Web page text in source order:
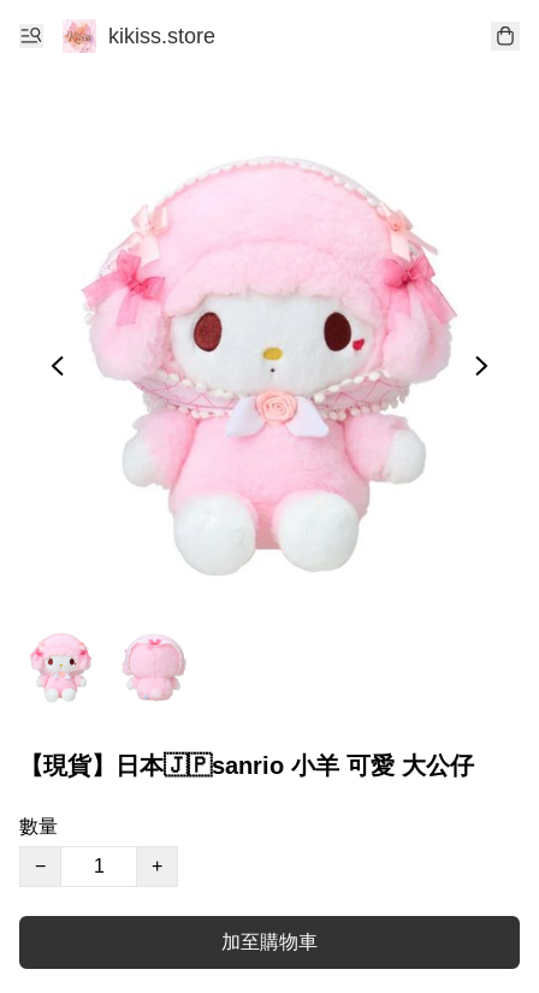
kikiss.store
【現貨】日本🇯🇵sanrio 小羊 可愛 大公仔
數量
−
+
加至購物車